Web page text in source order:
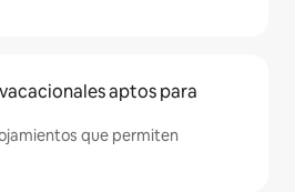
aptos para
que permiten